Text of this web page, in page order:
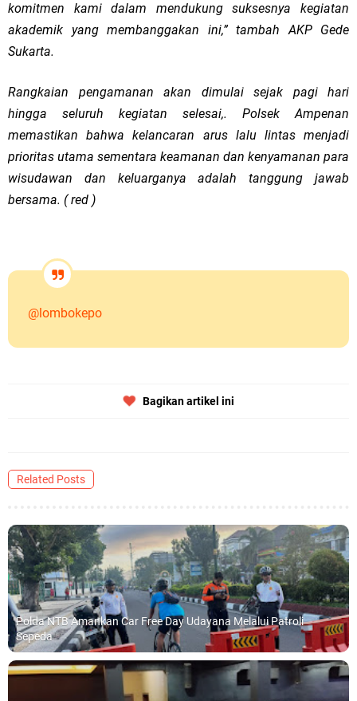
komitmen kami dalam mendukung suksesnya kegiatan
akademik yang membanggakan ini,” tambah AKP Gede
Sukarta.
Rangkaian pengamanan akan dimulai sejak pagi hari
hingga seluruh kegiatan selesai,. Polsek Ampenan
memastikan bahwa kelancaran arus lalu lintas menjadi
prioritas utama sementara keamanan dan kenyamanan para
wisudawan dan keluarganya adalah tanggung jawab
bersama. ( red )
@lombokepo
Bagikan artikel ini
Related Posts
Polda NTB Amankan Car Free Day Udayana Melalui Patroli
Sepeda